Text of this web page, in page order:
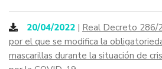
20/04/2022 | Real Decreto 286/
por el que se modifica la
mascarillas durante la situación de